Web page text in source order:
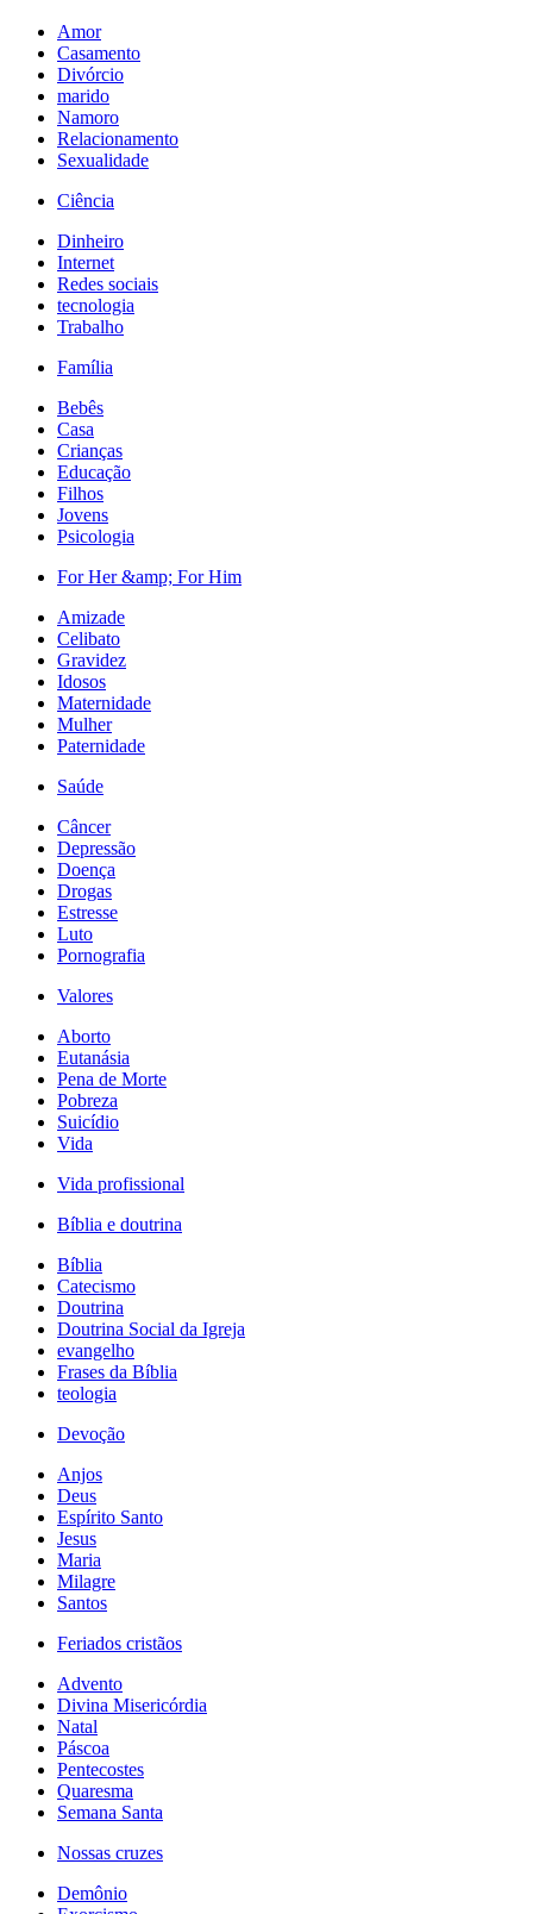
Amor
Casamento
Divórcio
marido
Namoro
Relacionamento
Sexualidade
Ciência
Dinheiro
Internet
Redes sociais
tecnologia
Trabalho
Família
Bebês
Casa
Crianças
Educação
Filhos
Jovens
Psicologia
For Her &amp; For Him
Amizade
Celibato
Gravidez
Idosos
Maternidade
Mulher
Paternidade
Saúde
Câncer
Depressão
Doença
Drogas
Estresse
Luto
Pornografia
Valores
Aborto
Eutanásia
Pena de Morte
Pobreza
Suicídio
Vida
Vida profissional
Bíblia e doutrina
Bíblia
Catecismo
Doutrina
Doutrina Social da Igreja
evangelho
Frases da Bíblia
teologia
Devoção
Anjos
Deus
Espírito Santo
Jesus
Maria
Milagre
Santos
Feriados cristãos
Advento
Divina Misericórdia
Natal
Páscoa
Pentecostes
Quaresma
Semana Santa
Nossas cruzes
Demônio